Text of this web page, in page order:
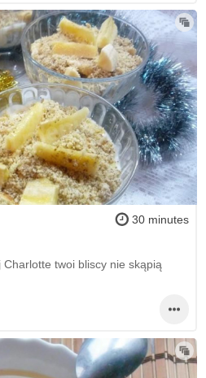
30 minutes
twoi bliscy nie skąpią